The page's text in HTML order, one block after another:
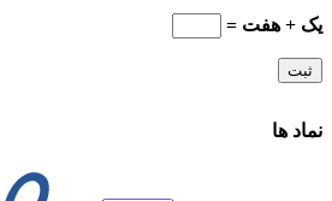
یک + هفت =
نماد ها